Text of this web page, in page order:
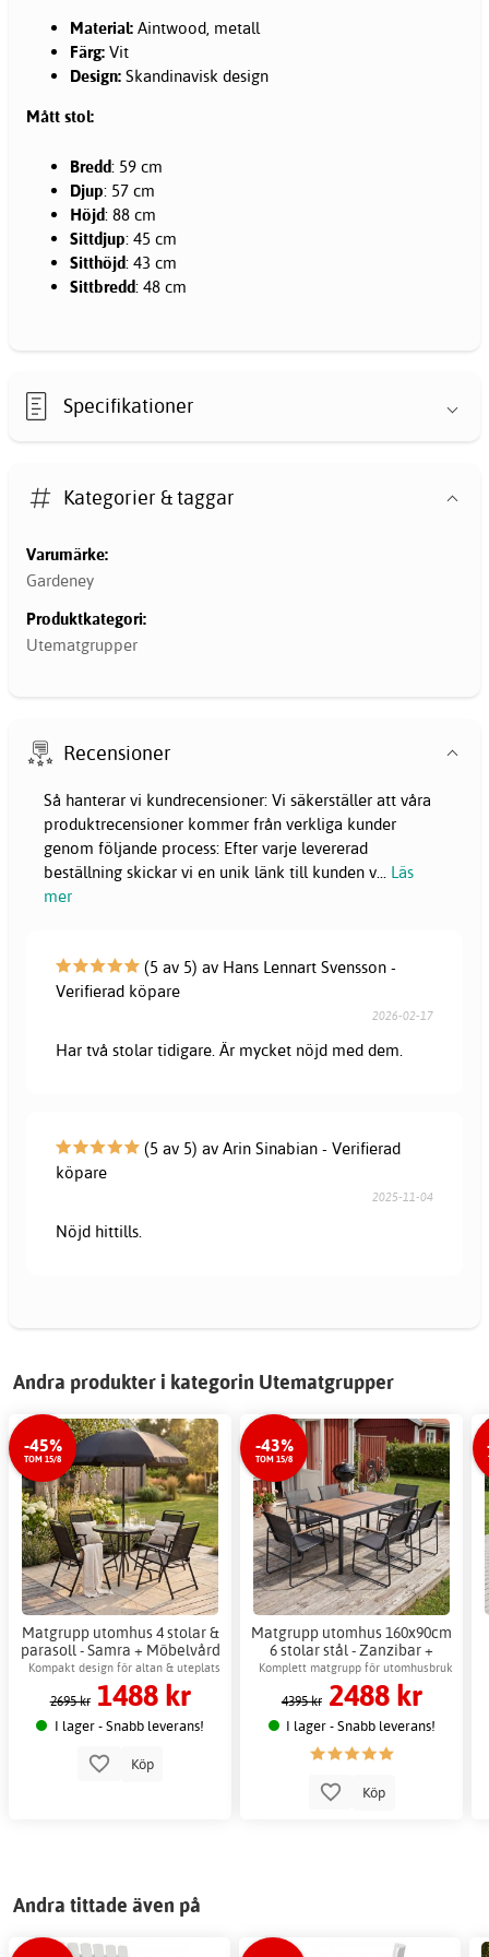
Material: Aintwood, metall
Färg: Vit
Design: Skandinavisk design
Mått stol:
Bredd: 59 cm
Djup: 57 cm
Höjd: 88 cm
Sittdjup: 45 cm
Sitthöjd: 43 cm
Sittbredd: 48 cm
Specifikationer
Kategorier & taggar
Varumärke:
Gardeney
Produktkategori:
Utematgrupper
Recensioner
Så hanterar vi kundrecensioner: Vi säkerställer att våra
produktrecensioner kommer från verkliga kunder
genom följande process: Efter varje levererad
beställning skickar vi en unik länk till kunden v... Läs
mer
(5 av 5) av Hans Lennart Svensson -
Verifierad köpare
2026-02-17
Har två stolar tidigare. Är mycket nöjd med dem.
(5 av 5) av Arin Sinabian - Verifierad
köpare
2025-11-04
Nöjd hittills.
Andra produkter i kategorin Utematgrupper
-45%
TOM 15/8
Matgrupp utomhus 4 stolar &
parasoll - Samra + Möbelvård
Kompakt design för altan & uteplats
2695 kr 1488 kr
I lager - Snabb leverans!
Köp
-43%
TOM 15/8
Matgrupp utomhus 160x90cm
6 stolar stål - Zanzibar +
Möbelvård
Komplett matgrupp för utomhusbruk
med 6 stolar
4395 kr 2488 kr
I lager - Snabb leverans!
Köp
Andra tittade även på